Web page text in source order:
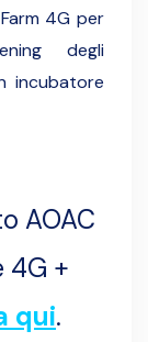
4G per
degli
incubatore
AOAC
4G +
qui.